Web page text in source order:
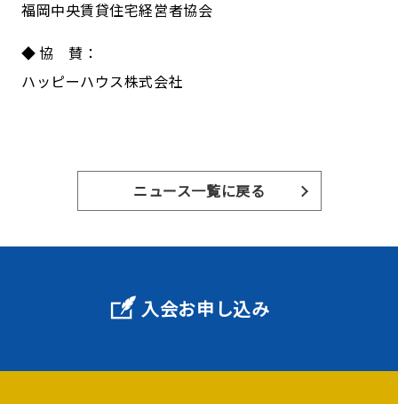
福岡中央賃貸住宅経営者協会
◆ 協 賛：
ハッピーハウス株式会社
ニュース一覧に戻る
入会お申し込み